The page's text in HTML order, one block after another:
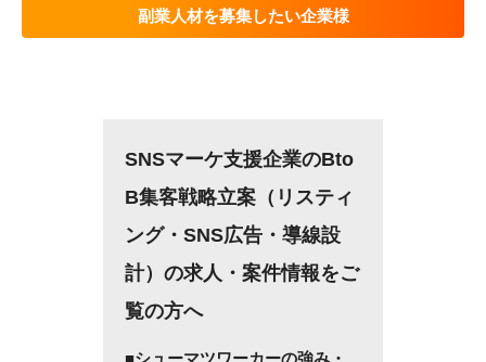
副業人材を募集したい企業様
SNSマーケ支援企業のBto
B集客戦略立案（リスティ
ング・SNS広告・導線設
計）の求人・案件情報をご
覧の方へ